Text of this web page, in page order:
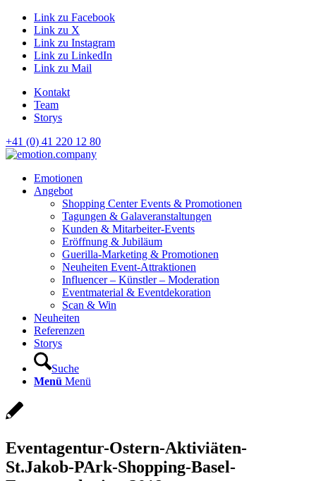
Link zu Facebook
Link zu X
Link zu Instagram
Link zu LinkedIn
Link zu Mail
Kontakt
Team
Storys
+41 (0) 41 220 12 80
Hauptnavigation
Emotionen
Angebot
Shopping Center Events & Promotionen
Tagungen & Galaveranstaltungen
Kunden & Mitarbeiter-Events
Eröffnung & Jubiläum
Guerilla-Marketing & Promotionen
Neuheiten Event-Attraktionen
Influencer – Künstler – Moderation
Eventmaterial & Eventdekoration
Scan & Win
Neuheiten
Referenzen
Storys
Suche
Menü Menü
Eventagentur-Ostern-Aktiviäten-
St.Jakob-PArk-Shopping-Basel-